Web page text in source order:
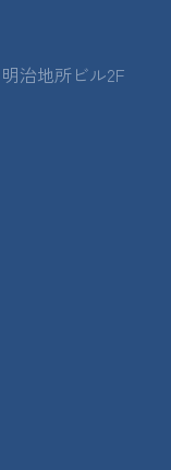
治地所ビル2F